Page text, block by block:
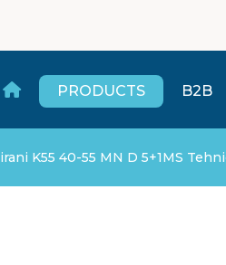
PRODUCTS B2B
K55 40-55 MN D 5+1MS